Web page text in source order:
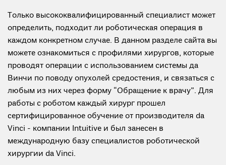
Только высококвалифицированный специалист может
определить, подходит ли роботическая операция в
каждом конкретном случае. В данном разделе сайта вы
можете ознакомиться с профилями хирургов, которые
проводят операции с использованием системы да
Винчи по поводу опухолей средостения, и связаться с
любым из них через форму “Обращение к врачу”. Для
работы с роботом каждый хирург прошел
сертифицированное обучение от производителя da
Vinci - компании Intuitive и был занесен в
международную базу специалистов роботической
хирургии da Vinci.